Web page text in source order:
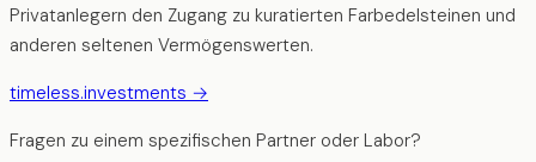
Privatanlegern den Zugang zu kuratierten Farbedelsteinen und
anderen seltenen Vermögenswerten.
timeless.investments →
Fragen zu einem spezifischen Partner oder Labor?